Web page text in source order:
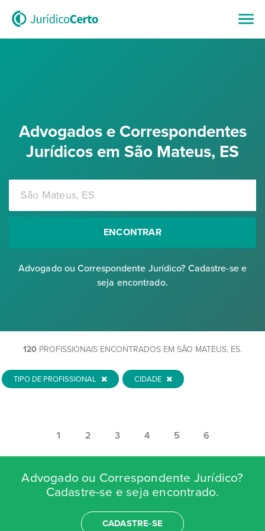
Advogados e Correspondentes
Jurídicos em São Mateus, ES
ENCONTRAR
Advogado ou Correspondente Jurídico? Cadastre-se e
seja encontrado.
120 PROFISSIONAIS ENCONTRADOS EM SÃO MATEUS, ES.
TIPO DE PROFISSIONAL CIDADE
1 2 3 4 5 6
Advogado ou Correspondente Jurídico?
Cadastre-se e seja encontrado.
CADASTRE-SE